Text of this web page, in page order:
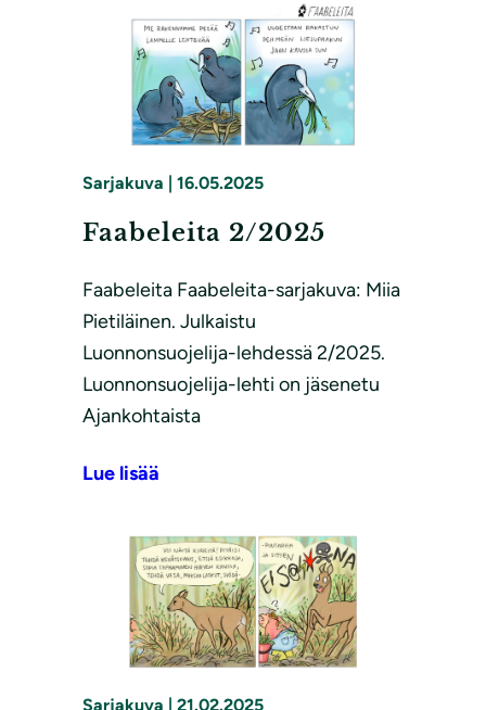
Sarjakuva | 16.05.2025
Faabeleita 2/2025
Faabeleita Faabeleita-sarjakuva: Miia
Pietiläinen. Julkaistu
Luonnonsuojelija-lehdessä 2/2025.
Luonnonsuojelija-lehti on jäsenetu
Ajankohtaista
Lue lisää
Sarjakuva | 21.02.2025